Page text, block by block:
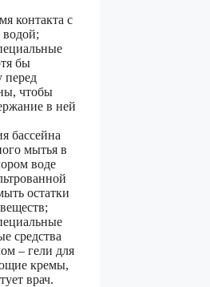
контакта с
бы
перед
чтобы
в ней
бассейна
мытья в
воде
остатки
средства
– гели для
кремы,
врач.